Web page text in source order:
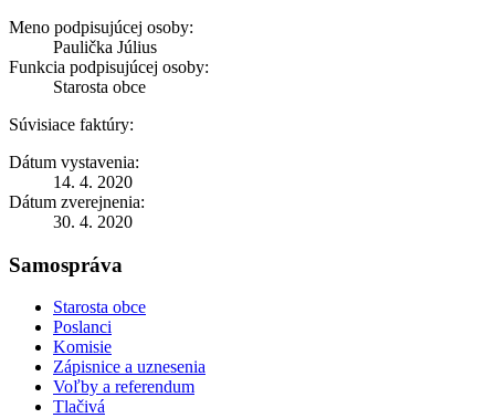
Meno podpisujúcej osoby:
Paulička Július
Funkcia podpisujúcej osoby:
Starosta obce
Súvisiace faktúry:
Dátum vystavenia:
14. 4. 2020
Dátum zverejnenia:
30. 4. 2020
Samospráva
Starosta obce
Poslanci
Komisie
Zápisnice a uznesenia
Voľby a referendum
Tlačivá